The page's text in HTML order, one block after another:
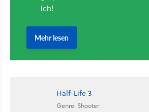
Half-Life 3
Genre: Shooter